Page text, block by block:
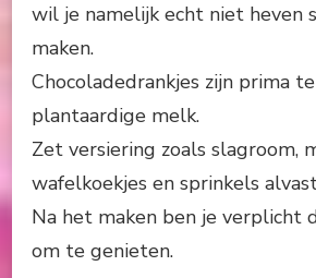
wil je namelijk echt niet heven
maken.
Chocoladedrankjes zijn prima
plantaardige melk.
Zet versiering zoals slagroom,
wafelkoekjes en sprinkels
Na het maken ben je verplicht
om te genieten.